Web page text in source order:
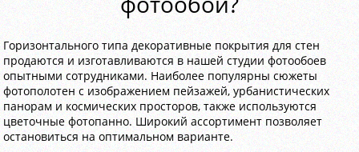
Горизонтального типа декоративные покрытия для стен
продаются и изготавливаются в нашей студии фотообоев
опытными сотрудниками. Наиболее популярны сюжеты
фотополотен с изображением пейзажей, урбанистических
панорам и космических просторов, также используются
цветочные фотопанно. Широкий ассортимент позволяет
остановиться на оптимальном варианте.